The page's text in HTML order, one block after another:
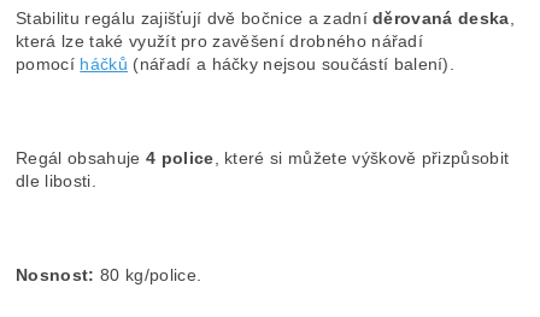
Stabilitu regálu zajišťují dvě bočnice a zadníděrovaná deska
která lze také využít pro zavěšení drobného nářadí
pomocí háčků (nářadí a háčky nejsou součástí balení).
Regál obsahuje 4 police , které si můžete výškově přizpůsobit
dle libosti.
Nosnost: 80 kg/police.